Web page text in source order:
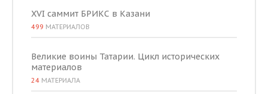
XVI саммит БРИКС в Казани
499 МАТЕРИАЛОВ
Великие воины Татарии. Цикл исторических
материалов
24 МАТЕРИАЛА